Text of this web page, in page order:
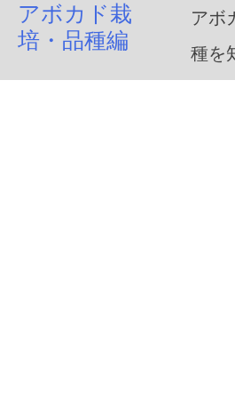
Skipアボカド栽
培・品種編
アボ
種を